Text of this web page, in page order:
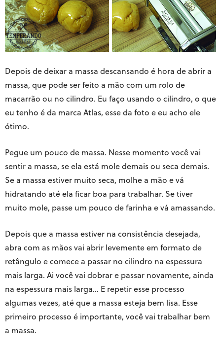
Depois de deixar a massa descansando é hora de abrir a
massa, que pode ser feito a mão com um rolo de
macarrão ou no cilindro. Eu faço usando o cilindro, o que
eu tenho é da marca Atlas, esse da foto e eu acho ele
ótimo.
Pegue um pouco de massa. Nesse momento você vai
sentir a massa, se ela está mole demais ou seca demais.
Se a massa estiver muito seca, molhe a mão e vá
hidratando até ela ficar boa para trabalhar. Se tiver
muito mole, passe um pouco de farinha e vá amassando.
Depois que a massa estiver na consistência desejada,
abra com as mãos vai abrir levemente em formato de
retângulo e comece a passar no cilindro na espessura
mais larga. Ai você vai dobrar e passar novamente, ainda
na espessura mais larga… E repetir esse processo
algumas vezes, até que a massa esteja bem lisa. Esse
primeiro processo é importante, você vai trabalhar bem
a massa.